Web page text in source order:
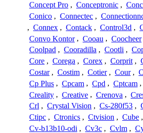
Concept Pro , Conceptronic ,
Conico , Connectec ,
, Connex , Contack , Control3d ,
Convo Kontor , Cooau , Coocheer
Coolpad , Cooradilla , Cootli ,
Core , Corega , Corex , Corprit ,
Costar , Costim , Cotier , Cour ,
Cp Plus , Cpcam , Cpd , Cptcam ,
Creality , Creative , Crenova ,
Crl , Crystal Vision , Cs-280f53 ,
Ctipc , Ctronics , Ctvision , Cube ,
Cv-b13b10-odi , Cv3c , Cvlm ,